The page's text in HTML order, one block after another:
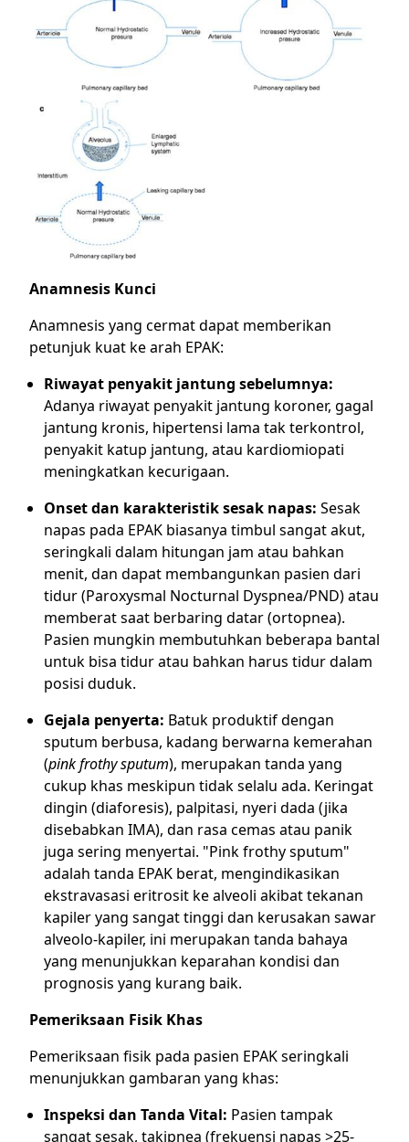
Anamnesis Kunci
Anamnesis yang cermat dapat memberikan
petunjuk kuat ke arah EPAK:
Riwayat penyakit jantung sebelumnya:
Adanya riwayat penyakit jantung koroner, gagal
jantung kronis, hipertensi lama tak terkontrol,
penyakit katup jantung, atau kardiomiopati
meningkatkan kecurigaan.
Onset dan karakteristik sesak napas: Sesak
napas pada EPAK biasanya timbul sangat akut,
seringkali dalam hitungan jam atau bahkan
menit, dan dapat membangunkan pasien dari
tidur (Paroxysmal Nocturnal Dyspnea/PND) atau
memberat saat berbaring datar (ortopnea).
Pasien mungkin membutuhkan beberapa bantal
untuk bisa tidur atau bahkan harus tidur dalam
posisi duduk.
Gejala penyerta: Batuk produktif dengan
sputum berbusa, kadang berwarna kemerahan
(pink frothy sputum), merupakan tanda yang
cukup khas meskipun tidak selalu ada. Keringat
dingin (diaforesis), palpitasi, nyeri dada (jika
disebabkan IMA), dan rasa cemas atau panik
juga sering menyertai. "Pink frothy sputum"
adalah tanda EPAK berat, mengindikasikan
ekstravasasi eritrosit ke alveoli akibat tekanan
kapiler yang sangat tinggi dan kerusakan sawar
alveolo-kapiler, ini merupakan tanda bahaya
yang menunjukkan keparahan kondisi dan
prognosis yang kurang baik.
Pemeriksaan Fisik Khas
Pemeriksaan fisik pada pasien EPAK seringkali
menunjukkan gambaran yang khas:
Inspeksi dan Tanda Vital: Pasien tampak
sangat sesak, takipnea (frekuensi napas >25-